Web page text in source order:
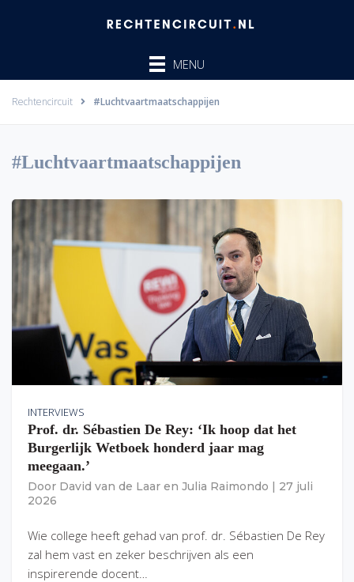
MENU
Rechtencircuit #Luchtvaartmaatschappijen
#Luchtvaartmaatschappijen
INTERVIEWS
Prof. dr. Sébastien De Rey: ‘Ik hoop dat het
Burgerlijk Wetboek honderd jaar mag
meegaan.’
Door David van de Laar en Julia Raimondo
27 juli
2026
Wie college heeft gehad van prof. dr. Sébastien De Rey
zal hem vast en zeker beschrijven als een
inspirerende docent…